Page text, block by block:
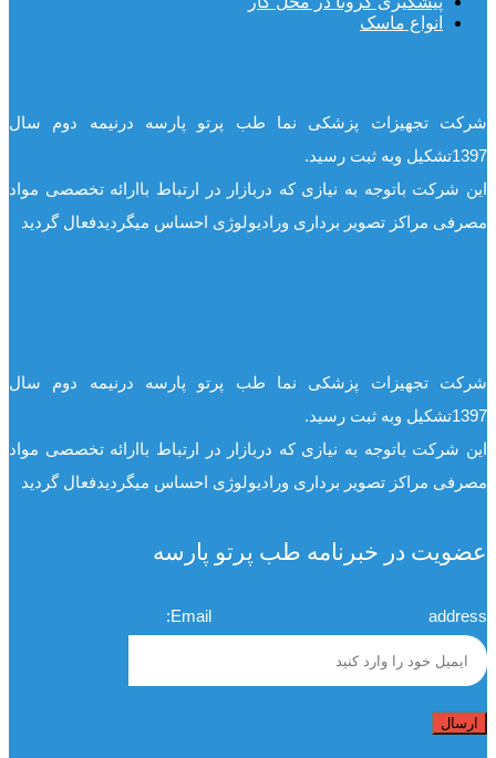
انواع ماسک
شرکت تجهیزات پزشکی نما طب پرتو پارسه درنیمه دوم سال
1397تشکیل وبه ثبت رسید.
این شرکت باتوجه به نیازی که دربازار در ارتباط باارائه تخصصی مواد
مصرفی مراکز تصویر برداری ورادیولوژی احساس میگردیدفعال گردید
شرکت تجهیزات پزشکی نما طب پرتو پارسه درنیمه دوم سال
1397تشکیل وبه ثبت رسید.
این شرکت باتوجه به نیازی که دربازار در ارتباط باارائه تخصصی مواد
مصرفی مراکز تصویر برداری ورادیولوژی احساس میگردیدفعال گردید
عضویت در خبرنامه طب پرتو پارسه
Email address: